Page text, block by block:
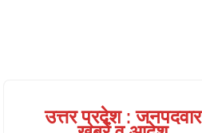
उत्तर प्रदेश : जनपदवार